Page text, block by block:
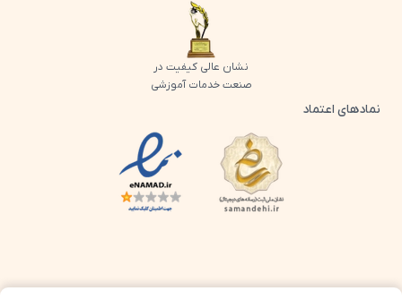
نشان عالی کیفیت در
صنعت خدمات آموزشی
نمادهای اعتماد
لوگو اینماد پرش